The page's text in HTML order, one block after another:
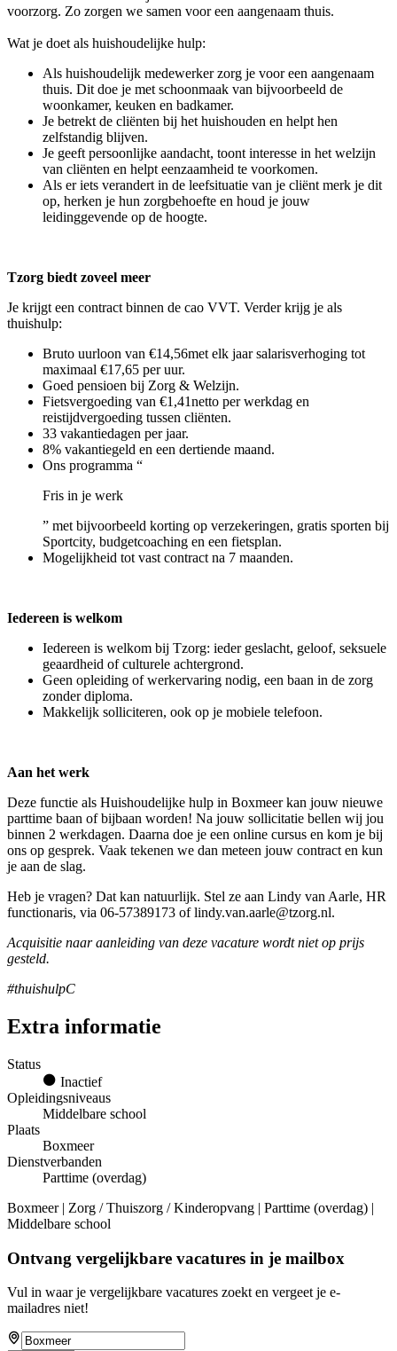
voorzorg. Zo zorgen we samen voor een aangenaam thuis.
Wat je doet als huishoudelijke hulp:
Als huishoudelijk medewerker zorg je voor een aangenaam
thuis. Dit doe je met schoonmaak van bijvoorbeeld de
woonkamer, keuken en badkamer.
Je betrekt de cliënten bij het huishouden en helpt hen
zelfstandig blijven.
Je geeft persoonlijke aandacht, toont interesse in het welzijn
van cliënten en helpt eenzaamheid te voorkomen.
Als er iets verandert in de leefsituatie van je cliënt merk je dit
op, herken je hun zorgbehoefte en houd je jouw
leidinggevende op de hoogte.
Tzorg biedt zoveel meer
Je krijgt een contract binnen de cao VVT. Verder krijg je als
thuishulp:
Bruto uurloon van €14,56met elk jaar salarisverhoging tot
maximaal €17,65 per uur.
Goed pensioen bij Zorg & Welzijn.
Fietsvergoeding van €1,41netto per werkdag en
reistijdvergoeding tussen cliënten.
33 vakantiedagen per jaar.
8% vakantiegeld en een dertiende maand.
Ons programma “
Fris in je werk
” met bijvoorbeeld korting op verzekeringen, gratis sporten bij
Sportcity, budgetcoaching en een fietsplan.
Mogelijkheid tot vast contract na 7 maanden.
Iedereen is welkom
Iedereen is welkom bij Tzorg: ieder geslacht, geloof, seksuele
geaardheid of culturele achtergrond.
Geen opleiding of werkervaring nodig, een baan in de zorg
zonder diploma.
Makkelijk solliciteren, ook op je mobiele telefoon.
Aan het werk
Deze functie als Huishoudelijke hulp in Boxmeer kan jouw nieuwe
parttime baan of bijbaan worden! Na jouw sollicitatie bellen wij jou
binnen 2 werkdagen. Daarna doe je een online cursus en kom je bij
ons op gesprek. Vaak tekenen we dan meteen jouw contract en kun
je aan de slag.
Heb je vragen? Dat kan natuurlijk. Stel ze aan Lindy van Aarle, HR
functionaris, via 06-57389173 of lindy.van.aarle@tzorg.nl.
Acquisitie naar aanleiding van deze vacature wordt niet op prijs
gesteld.
#thuishulpC
Extra informatie
Status
Inactief
Opleidingsniveaus
Middelbare school
Plaats
Boxmeer
Dienstverbanden
Parttime (overdag)
Boxmeer | Zorg / Thuiszorg / Kinderopvang | Parttime (overdag) |
Middelbare school
Ontvang vergelijkbare vacatures in je mailbox
Vul in waar je vergelijkbare vacatures zoekt en vergeet je e-
mailadres niet!